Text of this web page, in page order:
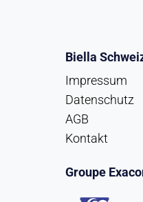
Biella
Impressum
Datenschutz
AGB
Kontakt
Groupe